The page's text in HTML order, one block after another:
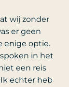
wij zonder
er geen
enige optie.
in het
een reis
echter heb